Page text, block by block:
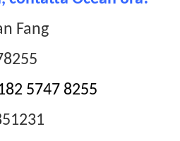
Fang
5747 8255